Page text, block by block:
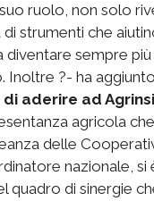
ruolo, non solo
strumenti che
diventare sempre
Inoltre ?- ha
aderire ad
agricola
delle
nazionale, si
quadro di sinergie